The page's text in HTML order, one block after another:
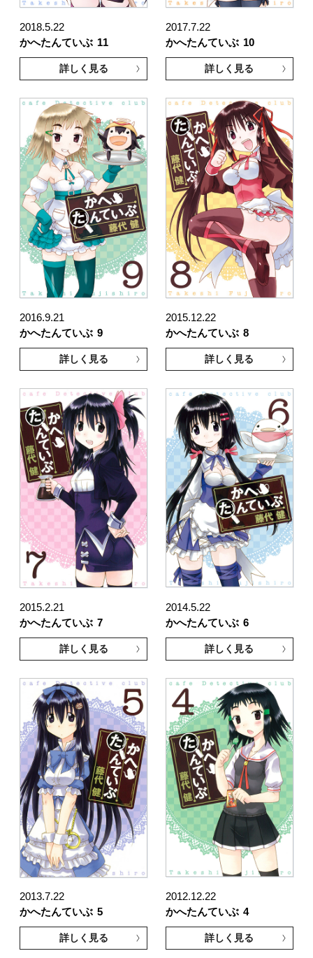
2018.5.22
かへたんていぶ 11
詳しく見る
2017.7.22
かへたんていぶ 10
詳しく見る
2016.9.21
かへたんていぶ 9
詳しく見る
2015.12.22
かへたんていぶ 8
詳しく見る
2015.2.21
かへたんていぶ 7
詳しく見る
2014.5.22
かへたんていぶ 6
詳しく見る
2013.7.22
かへたんていぶ 5
詳しく見る
2012.12.22
かへたんていぶ 4
詳しく見る